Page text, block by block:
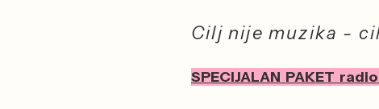
Cilj nije muzika -
SPECIJALAN PAKET